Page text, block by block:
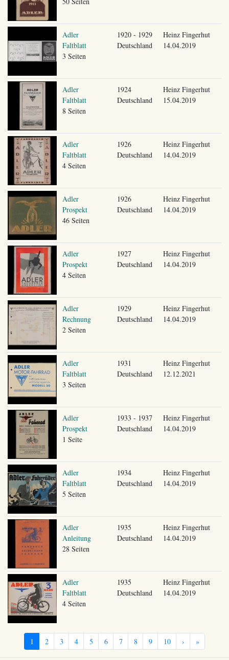
Adler
Faltblatt
3 Seiten
1920 - 1929
Deutschland
Heinz Fingerhut
14.04.2019
Adler
Faltblatt
8 Seiten
1924
Deutschland
Heinz Fingerhut
15.04.2019
Adler
Faltblatt
4 Seiten
1926
Deutschland
Heinz Fingerhut
14.04.2019
Adler
Prospekt
46 Seiten
1926
Deutschland
Heinz Fingerhut
14.04.2019
Adler
Prospekt
4 Seiten
1927
Deutschland
Heinz Fingerhut
14.04.2019
Adler
Rechnung
2 Seiten
1929
Deutschland
Heinz Fingerhut
14.04.2019
Adler
Faltblatt
3 Seiten
1931
Deutschland
Heinz Fingerhut
12.12.2021
Adler
Prospekt
1 Seite
1933 - 1937
Deutschland
Heinz Fingerhut
14.04.2019
Adler
Faltblatt
5 Seiten
1934
Deutschland
Heinz Fingerhut
14.04.2019
Adler
Anleitung
28 Seiten
1935
Deutschland
Heinz Fingerhut
14.04.2019
Adler
Faltblatt
4 Seiten
1935
Deutschland
Heinz Fingerhut
14.04.2019
1 2 3 4 5 6 7 8 9 10 › »